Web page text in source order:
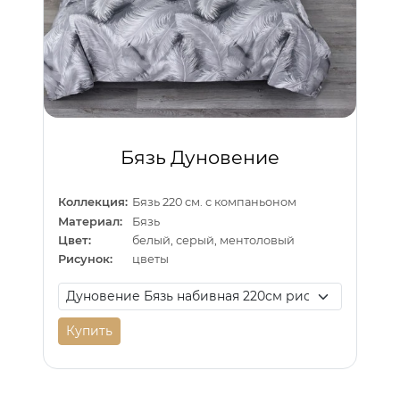
Бязь Дуновение
Коллекция: Бязь 220 см. с компаньоном
Материал:
Бязь
Цвет:
белый, серый, ментоловый
Рисунок:
цветы
Купить